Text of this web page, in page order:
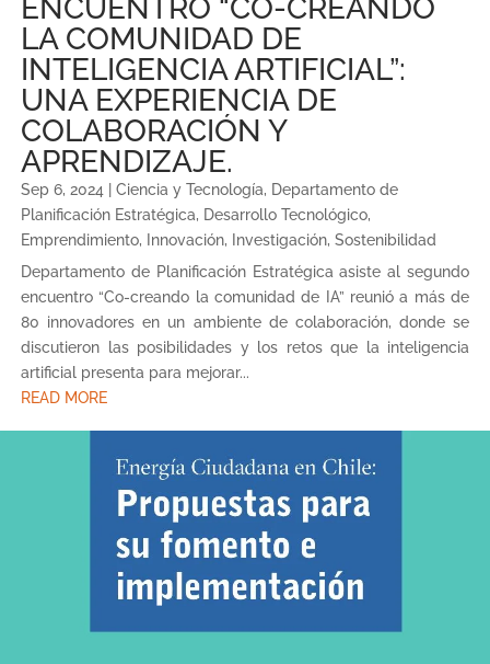
ENCUENTRO “CO-CREANDO
LA COMUNIDAD DE
INTELIGENCIA ARTIFICIAL”:
UNA EXPERIENCIA DE
COLABORACIÓN Y
APRENDIZAJE.
Sep 6, 2024 Ciencia y Tecnología, Departamento de
Planificación Estratégica, Desarrollo Tecnológico,
Emprendimiento, Innovación, Investigación, Sostenibilidad
Departamento de Planificación Estratégica asiste al segundo
encuentro “Co-creando la comunidad de IA” reunió a más de
80 innovadores en un ambiente de colaboración, donde se
discutieron las posibilidades y los retos que la inteligencia
artificial presenta para mejorar...
READ MORE